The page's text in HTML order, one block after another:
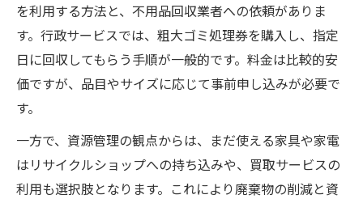
を利用する方法と、不用品回収業者への依頼がありま
す。行政サービスでは、粗大ゴミ処理券を購入し、指定
日に回収してもらう手順が一般的です。料金は比較的安
価ですが、品目やサイズに応じて事前申し込みが必要で
す。
一方で、資源管理の観点からは、まだ使える家具や家電
はリサイクルショップへの持ち込みや、買取サービスの
利用も選択肢となります。これにより廃棄物の削減と資